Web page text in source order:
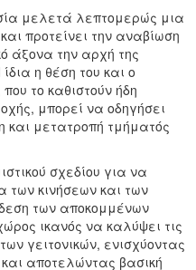
μελετά λεπτομερώς μια
προτείνει την αναβίωση
άξονα την αρχή της
η θέση του και ο
το καθιστούν ήδη
μπορεί να οδηγήσει
και μετατροπή τμήματός
σχεδίου για να
των κινήσεων και των
των αποκομμένων
ικανός να καλύψει τις
γειτονικών, ενισχύοντας
αποτελώντας βασική